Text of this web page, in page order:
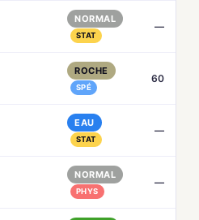
NORMAL
STAT
—
ROCHE
SPÉ
60
EAU
STAT
—
NORMAL
PHYS
—